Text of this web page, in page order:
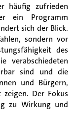
häufig zufrieden
ein Programm
sich der Blick.
sondern vor
des
verabschiedeten
sind und die
und Bürgern,
Der Fokus
zu Wirkung und